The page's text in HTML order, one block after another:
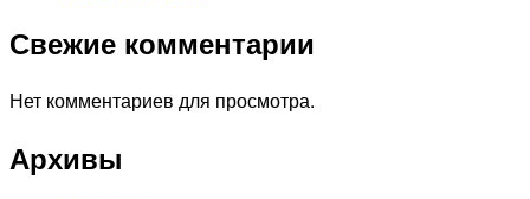
Свежие комментарии
Нет комментариев для просмотра.
Архивы